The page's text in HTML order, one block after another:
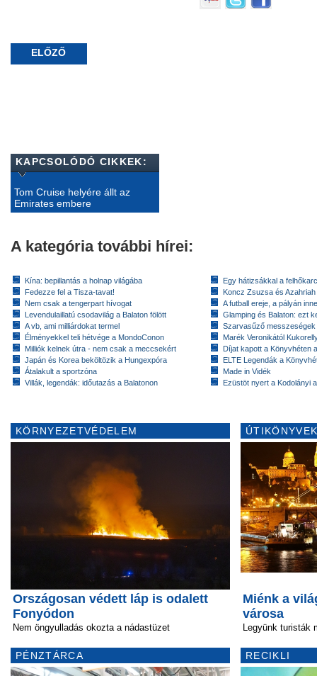
ELŐZŐ
KAPCSOLÓDÓ CIKKEK:
Tom Cruise helyére állt az
Emirates embere
A kategória további hírei:
Kína: bepillantás a holnap világába
Fedezze fel a Tisza-tavat!
Nem csak a tengerpart hívogat
Levendulaillatú csodavilág a Balaton fölött
A vb, ami milliárdokat termel
Élményekkel teli hétvége a MondoConon
Milliók kelnek útra - nem csak a meccsekért
Japán és Korea beköltözik a Hungexpóra
Átalakult a sportzóna
Villák, legendák: időutazás a Balatonon
Egy hátizsákkal a
Koncz Zsuzsa és
A futball ereje, a pályán
Glamping és Balaton: ezt
Szarvasűző messzeségek
Marék Veronikától
Díjat kapott a Könyvhéten
ELTE Legendák a
Made in Vidék
Ezüstöt nyert a Kodolányi
KÖRNYEZETVÉDELEM
Országosan védett láp is odalett
Fonyódon
Nem öngyulladás okozta a nádastüzet
PÉNZTÁRCA
Miénk a
városa
Legyünk turisták
RECIKLI